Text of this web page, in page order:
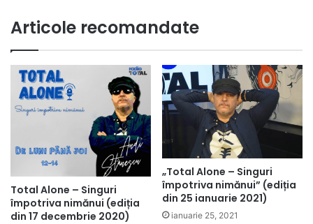
Articole recomandate
Total Alone – Singuri
împotriva nimănui (ediția
din 17 decembrie 2020)
„Total Alone – Singuri
împotriva nimănui” (ediția
din 25 ianuarie 2021)
ianuarie 25, 2021